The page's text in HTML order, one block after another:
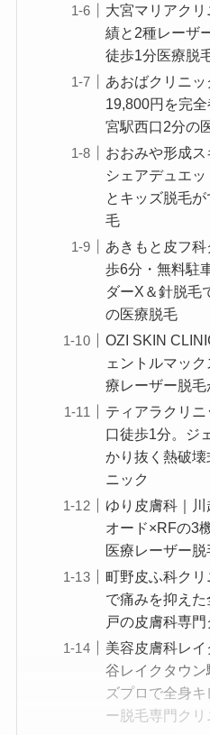
大宮マリアク
績と2種レーザ
徒歩1分医療脱
あおばクリニ
19,800円を完
宮駅西口2分の
おおみや形成
シェアデュエ
とキッズ脱毛
毛
あきもと皮フ
歩6分・無料駐
ダーX＆針脱毛
の医療脱毛
OZI SKIN
ェントルマッ
療レーザー脱
ティアラクリ
口徒歩1分。ジ
かり抜く熱破
ニック
ゆり皮膚科｜
オード×RFの3
医療レーザー脱
町野皮ふ科ク
で痛みを抑え
戸の皮膚科専
美容皮膚科レ
谷レイクタウ
ズプロで全身
ー脱毛専門クリ